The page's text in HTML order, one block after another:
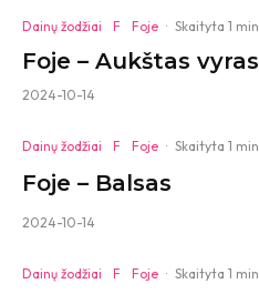
Dainų žodžiai F Foje · Skaityta 1 min
Foje – Aukštas vyras
2024-10-14
Dainų žodžiai F Foje · Skaityta 1 min
Foje – Balsas
2024-10-14
Dainų žodžiai F Foje · Skaityta 1 min